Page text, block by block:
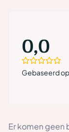
0,0
Gebaseerd
Er komen